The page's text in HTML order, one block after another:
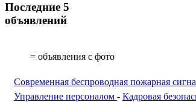
Последние 5
объявлений
= объявления с фото
Современная беспроводная пожарная
Управление персоналом - Кадровая